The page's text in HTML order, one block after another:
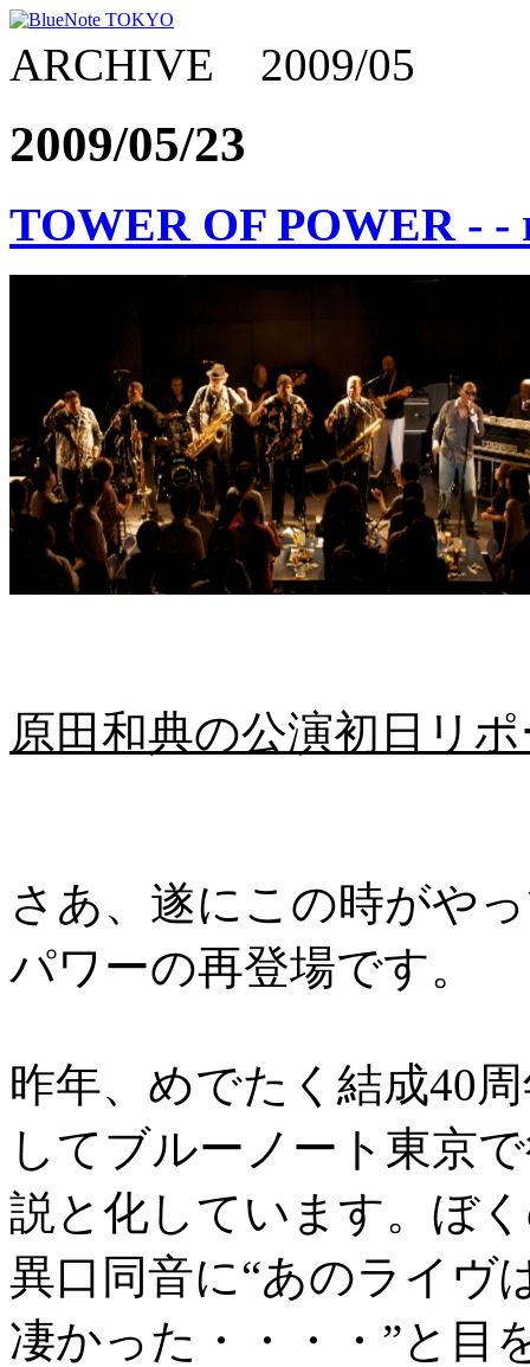
ARCHIVE 2009/05
2009/05/23
TOWER OF POWER -
原田和典の公演初日リ
さあ、遂にこの時がや
パワーの再登場です。
昨年、めでたく結成40
してブルーノート東京
説と化しています。ぼ
異口同音に“あのライヴ
凄かった・・・・”と目